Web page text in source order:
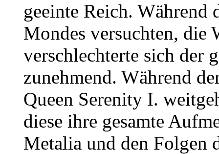
geeinte Reich. Während
Mondes versuchten, die
verschlechterte sich der
zunehmend. Während
Queen Serenity I.
diese ihre gesamte
Metalia und den Folgen